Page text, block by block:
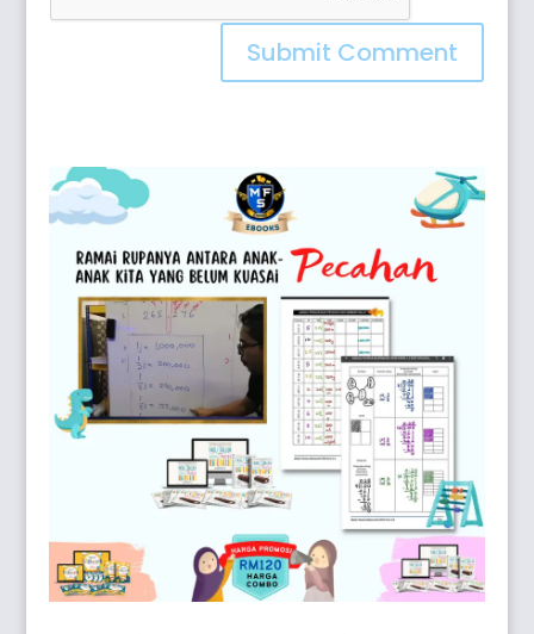
Submit Comment